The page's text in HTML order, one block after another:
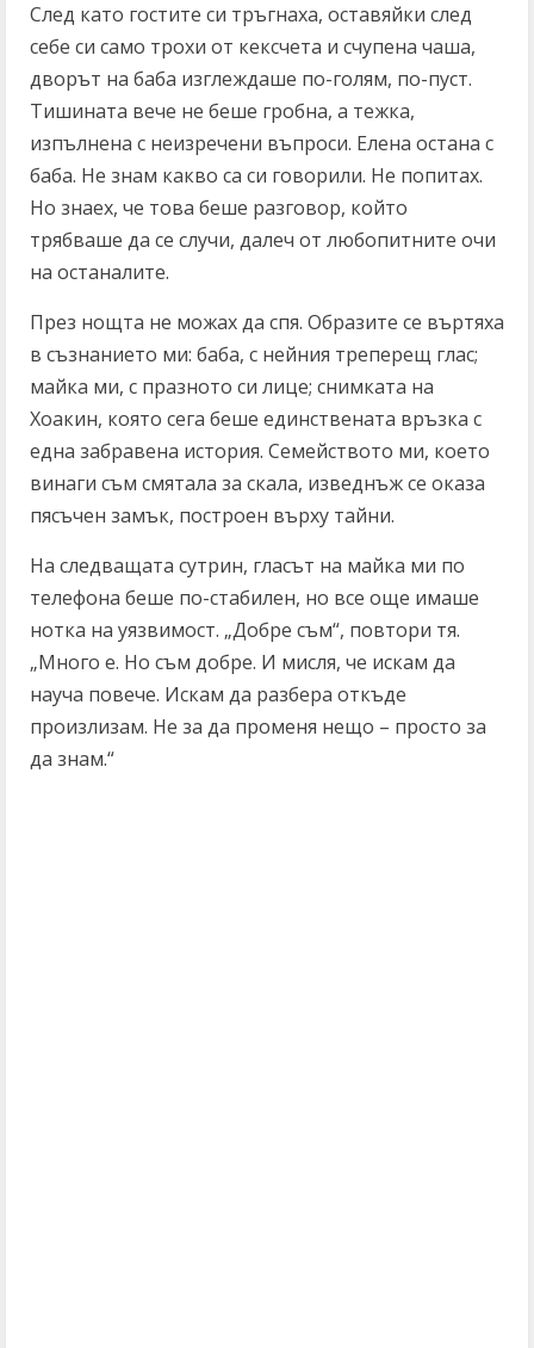
След като гостите си тръгнаха, оставяйки след
себе си само трохи от кексчета и счупена чаша,
дворът на баба изглеждаше по-голям, по-пуст.
Тишината вече не беше гробна, а тежка,
изпълнена с неизречени въпроси. Елена остана с
баба. Не знам какво са си говорили. Не попитах.
Но знаех, че това беше разговор, който
трябваше да се случи, далеч от любопитните очи
на останалите.
През нощта не можах да спя. Образите се въртяха
в съзнанието ми: баба, с нейния треперещ глас;
майка ми, с празното си лице; снимката на
Хоакин, която сега беше единствената връзка с
една забравена история. Семейството ми, което
винаги съм смятала за скала, изведнъж се оказа
пясъчен замък, построен върху тайни.
На следващата сутрин, гласът на майка ми по
телефона беше по-стабилен, но все още имаше
нотка на уязвимост. „Добре съм“, повтори тя.
„Много е. Но съм добре. И мисля, че искам да
науча повече. Искам да разбера откъде
произлизам. Не за да променя нещо – просто за
да знам.“